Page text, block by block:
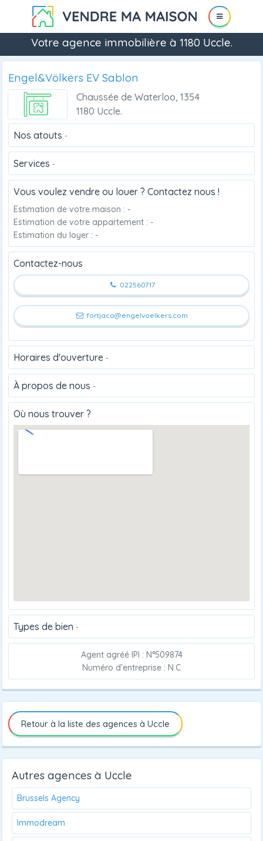
Votre agence immobilière à 1180 Uccle.
Engel&Völkers EV Sablon
Chaussée de Waterloo, 1354
1180 Uccle.
Nos atouts -
Services -
Vous voulez vendre ou louer ? Contactez nous !
Estimation de votre maison : -
Estimation de votre appartement : -
Estimation du loyer : -
Contactez-nous
022560717
fortjaco@engelvoelkers.com
Horaires d'ouverture -
À propos de nous -
Où nous trouver ?
Types de bien -
Agent agréé IPI : N°509874
Numéro d'entreprise : N.C
Retour à la liste des agences à Uccle
Autres agences à Uccle
Brussels Agency
Immodream